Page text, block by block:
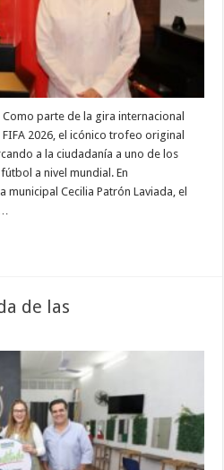
parte de la gira internacional
2026, el icónico trofeo original
a la ciudadanía a uno de los
a nivel mundial. En
Cecilia Patrón Laviada, el
de las